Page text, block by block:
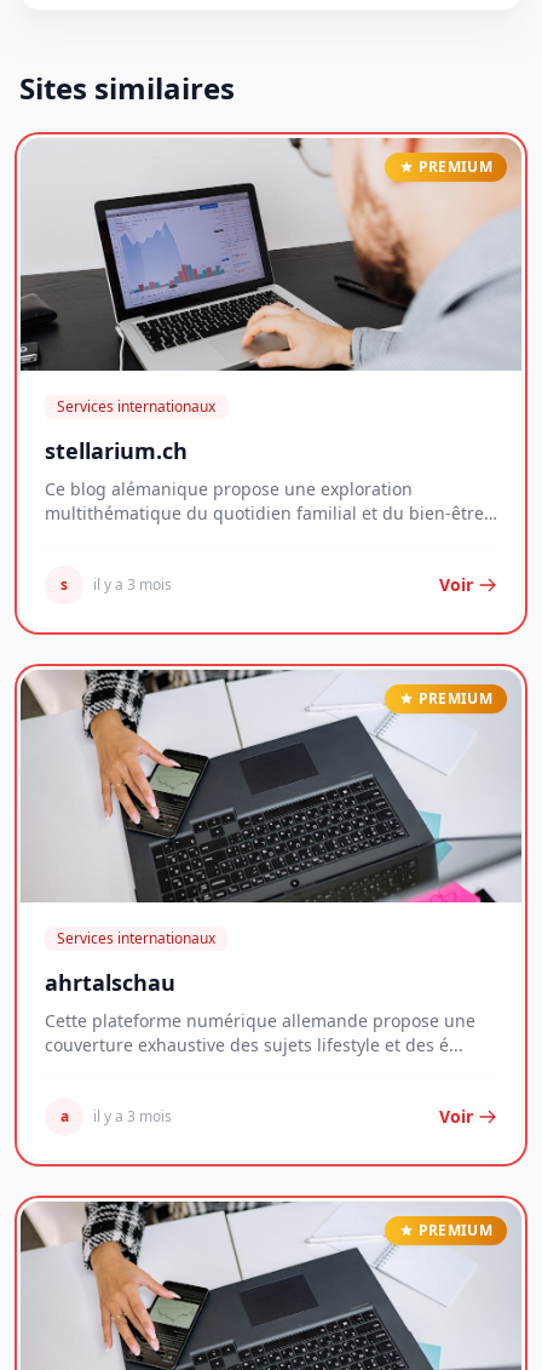
Sites similaires
PREMIUM
Services internationaux
stellarium.ch
Ce blog alémanique propose une exploration
multithématique du quotidien familial et du bien-être
s il y a 3 mois Voir
PREMIUM
Services internationaux
ahrtalschau
Cette plateforme numérique allemande propose une
couverture exhaustive des sujets lifestyle et des é...
a il y a 3 mois Voir
PREMIUM